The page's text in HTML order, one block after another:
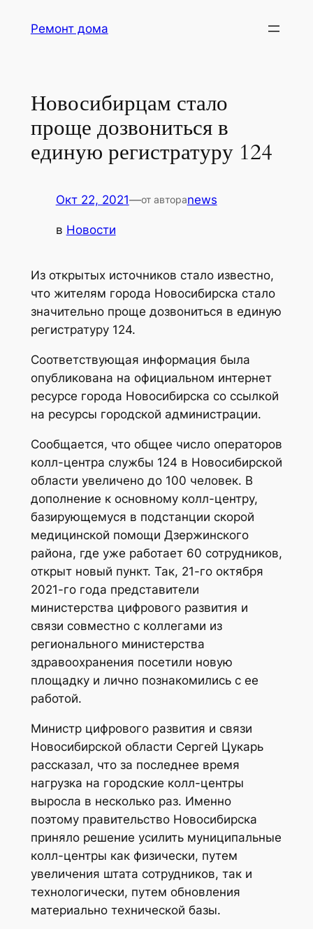
Ремонт дома
Новосибирцам стало
проще дозвониться в
единую регистратуру 124
Окт 22, 2021—от автораnews
в Новости
Из открытых источников стало известно,
что жителям города Новосибирска стало
значительно проще дозвониться в единую
регистратуру 124.
Соответствующая информация была
опубликована на официальном интернет
ресурсе города Новосибирска со ссылкой
на ресурсы городской администрации.
Сообщается, что общее число операторов
колл-центра службы 124 в Новосибирской
области увеличено до 100 человек. В
дополнение к основному колл-центру,
базирующемуся в подстанции скорой
медицинской помощи Дзержинского
района, где уже работает 60 сотрудников,
открыт новый пункт. Так, 21-го октября
2021-го года представители
министерства цифрового развития и
связи совместно с коллегами из
регионального министерства
здравоохранения посетили новую
площадку и лично познакомились с ее
работой.
Министр цифрового развития и связи
Новосибирской области Сергей Цукарь
рассказал, что за последнее время
нагрузка на городские колл-центры
выросла в несколько раз. Именно
поэтому правительство Новосибирска
приняло решение усилить муниципальные
колл-центры как физически, путем
увеличения штата сотрудников, так и
технологически, путем обновления
материально технической базы.